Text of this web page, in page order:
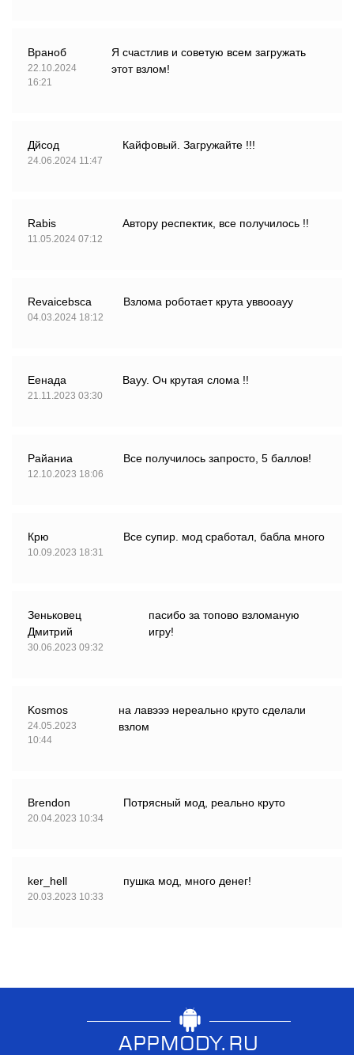
Враноб
22.10.2024
16:21
Я счастлив и советую всем загружать
этот взлом!
Дйсод
24.06.2024 11:47
Кайфовый. Загружайте !!!
Rabis
11.05.2024 07:12
Автору респектик, все получилось !!
Revaicebsca
04.03.2024 18:12
Взлома роботает крута уввооауу
Еенада
21.11.2023 03:30
Вауу. Оч крутая слома !!
Райаниа
12.10.2023 18:06
Все получилось запросто, 5 баллов!
Крю
10.09.2023 18:31
Все супир. мод сработал, бабла много
Зеньковец
Дмитрий
30.06.2023 09:32
пасибо за топово взломаную
игру!
Kosmos
24.05.2023
10:44
на лавэээ нереально круто сделали
взлом
Brendon
20.04.2023 10:34
Потрясный мод, реально круто
ker_hell
20.03.2023 10:33
пушка мод, много денег!